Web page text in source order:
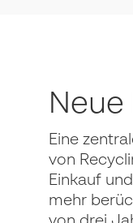
Eine
von
Einkauf
mehr